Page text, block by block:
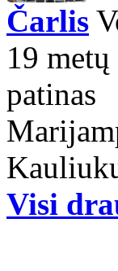
Čarlis
19
patinas
Visi